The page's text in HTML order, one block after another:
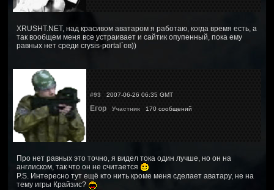
XRUSHT.NET, над красивом аватаром я работаю, когда время есть, а
так вообщем меня все устраивает и сайтик опупенный, пока ему
равных нет среди crysis-portal`ов))
#93 2007-06-26 06:35 GMT
Егор Участник 170 сообщений
Про нет равных это точно, я видел тока один лучше, но он на
англиском, так что он не считается
P.S. Интересно тут ещё кто нить кроме меня сделает аватару, не на
тему игры Крайзис?